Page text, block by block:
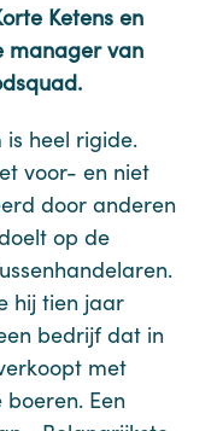
Ketens en
manager van
is heel rigide.
voor- en niet
door anderen
op de
hij tien jaar
bedrijf dat in
met
Een